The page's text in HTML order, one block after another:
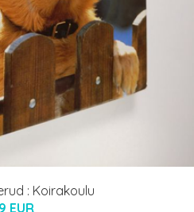
: Koirakoulu
9 EUR